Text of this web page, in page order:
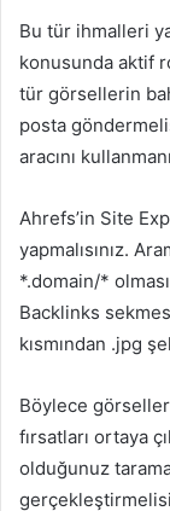
Bu tür ihmalleri
konusunda aktif
tür görsellerin
posta
aracını
Ahrefs’in Site
yapmalısınız.
*.domain/*
Backlinks
kısmından .jpg
Böylece
fırsatları ortaya
olduğunuz